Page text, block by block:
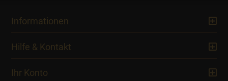
Informationen
Hilfe & Kontakt
Ihr Konto